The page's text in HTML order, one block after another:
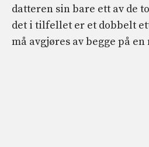
datteren sin bare ett av de
det i tilfellet er et dobbelt
må avgjøres av begge på en